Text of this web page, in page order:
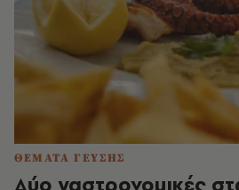
ΘΕΜΑΤΑ ΓΕΥΣΗΣ